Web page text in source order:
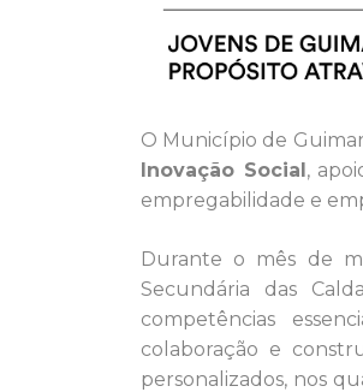
O Município de
Inovação Social,
empregabilidade e
Durante o mês de
Secundária das
competências
colaboração e
personalizados, nos